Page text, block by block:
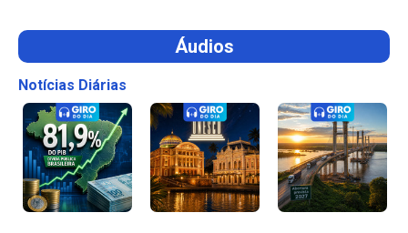
Áudios
Notícias Diárias